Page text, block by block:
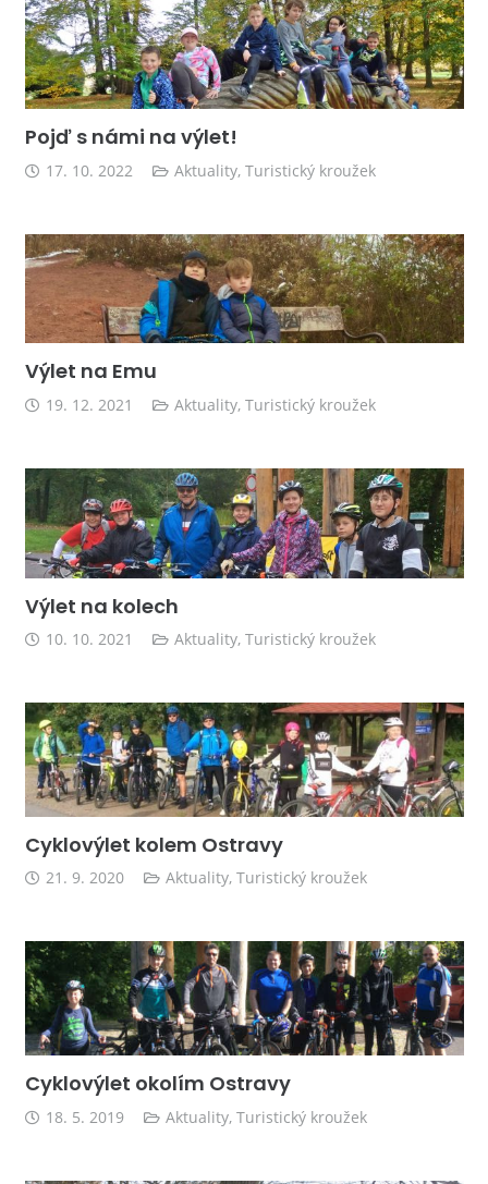
Pojď s námi na výlet!
17. 10. 2022 Aktuality,Turistický kroužek
Výlet na Emu
19. 12. 2021 Aktuality,Turistický kroužek
Výlet na kolech
10. 10. 2021 Aktuality,Turistický kroužek
Cyklovýlet kolem Ostravy
21. 9. 2020 Aktuality,Turistický kroužek
Cyklovýlet okolím Ostravy
18. 5. 2019 Aktuality,Turistický kroužek